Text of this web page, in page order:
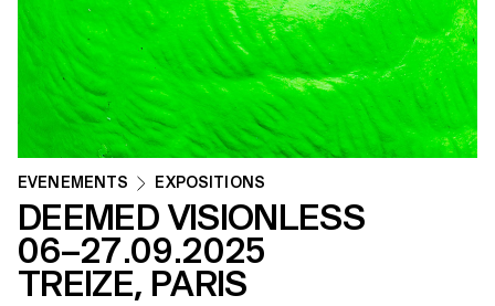
ÉVÉNEMENTS EXPOSITIONS
DEEMED VISIONLESS
06–27.09.2025
TREIZE, PARIS